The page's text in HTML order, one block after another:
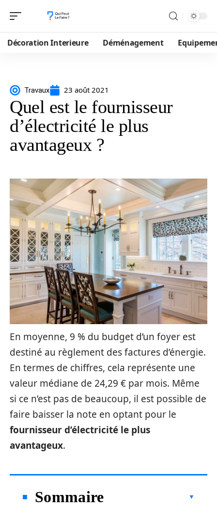
Décoration Interieure Déménagement
Travaux 23 août 2021
Quel est le fournisseur
d’électricité le plus
avantageux ?
En moyenne, 9 % du budget d’un foyer est
destiné au règlement des factures d’énergie.
En termes de chiffres, cela représente une
valeur médiane de 24,29 € par mois. Même
si ce n’est pas de beaucoup, il est possible de
faire baisser la note en optant pour le
fournisseur d’électricité le plus
avantageux.
Sommaire